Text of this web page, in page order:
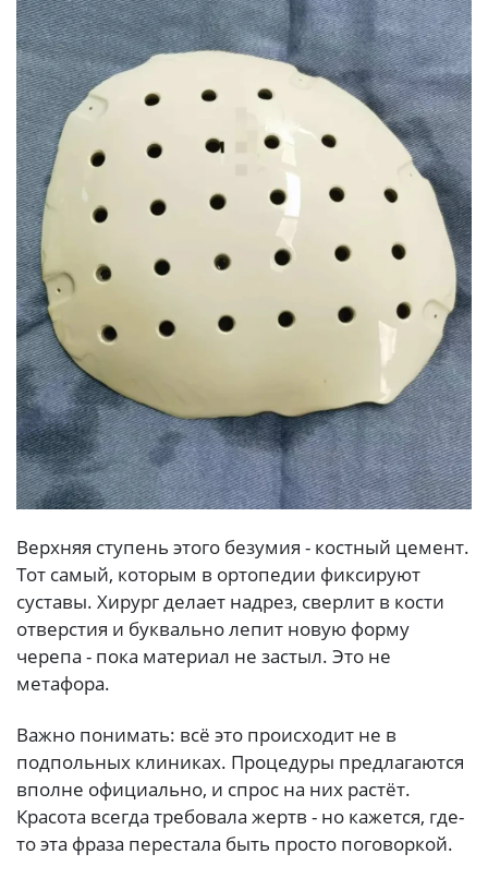
Верхняя ступень этого безумия - костный цемент.
Тот самый, которым в ортопедии фиксируют
суставы. Хирург делает надрез, сверлит в кости
отверстия и буквально лепит новую форму
черепа - пока материал не застыл. Это не
метафора.
Важно понимать: всё это происходит не в
подпольных клиниках. Процедуры предлагаются
вполне официально, и спрос на них растёт.
Красота всегда требовала жертв - но кажется, где-
то эта фраза перестала быть просто поговоркой.